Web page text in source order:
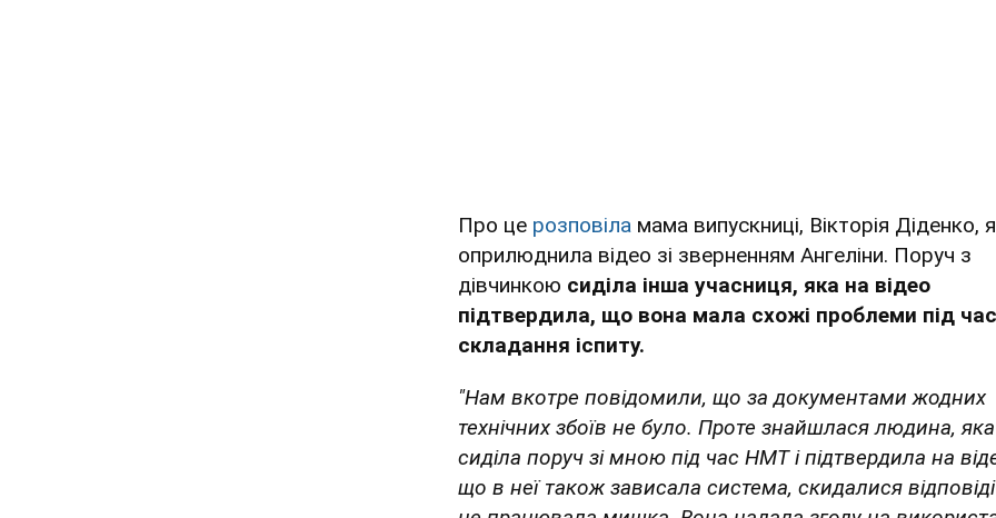
Про це розповіла мама випускниці, Вікторія Діденко,
оприлюднила відео зі зверненням Ангеліни. Поруч з
дівчинкою сиділа інша учасниця, яка на відео
підтвердила, що вона мала схожі проблеми під час
складання іспиту.
"Нам вкотре повідомили, що за документами жодних
технічних збоїв не було. Проте знайшлася людина, яка
сиділа поруч зі мною під час НМТ і підтвердила на
що в неї також зависала система, скидалися